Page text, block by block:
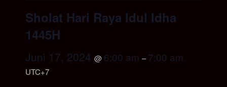
Sholat Hari Raya Idul Idha
1445H
Juni 17, 2024 @ 6:00 am –7:00 am
UTC+7